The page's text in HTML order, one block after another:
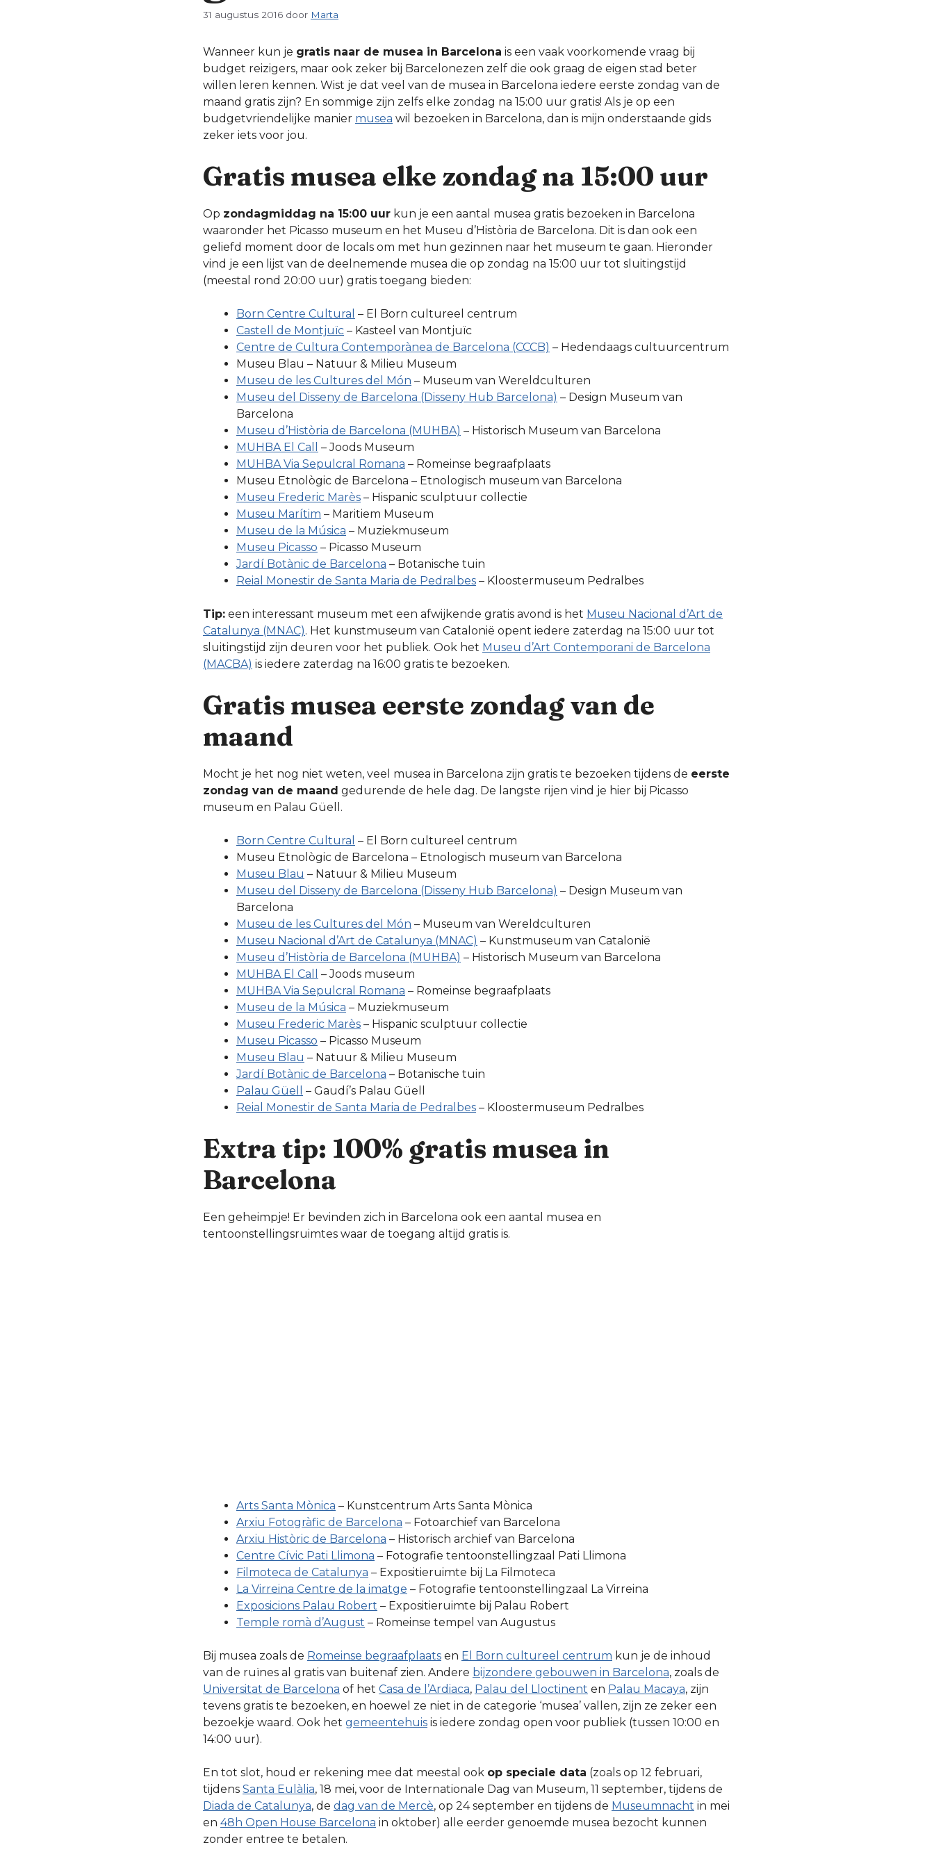
31 augustus 2016 door Marta
Wanneer kun je gratis naar de musea in Barcelona is een vaak voorkomende vraag bij
budget reizigers, maar ook zeker bij Barcelonezen zelf die ook graag de eigen stad beter
willen leren kennen. Wist je dat veel van de musea in Barcelona iedere eerste zondag van de
maand gratis zijn? En sommige zijn zelfs elke zondag na 15:00 uur gratis! Als je op een
budgetvriendelijke manier musea wil bezoeken in Barcelona, dan is mijn onderstaande gids
zeker iets voor jou.
Gratis musea elke zondag na 15:00 uur
Op zondagmiddag na 15:00 uur kun je een aantal musea gratis bezoeken in Barcelona
waaronder het Picasso museum en het Museu d’Història de Barcelona. Dit is dan ook een
geliefd moment door de locals om met hun gezinnen naar het museum te gaan. Hieronder
vind je een lijst van de deelnemende musea die op zondag na 15:00 uur tot sluitingstijd
(meestal rond 20:00 uur) gratis toegang bieden:
Born Centre Cultural – El Born cultureel centrum
Castell de Montjuïc – Kasteel van Montjuïc
Centre de Cultura Contemporànea de Barcelona (CCCB) – Hedendaags cultuurcentrum
Museu Blau – Natuur & Milieu Museum
Museu de les Cultures del Món – Museum van Wereldculturen
Museu del Disseny de Barcelona (Disseny Hub Barcelona) – Design Museum van
Barcelona
Museu d’Història de Barcelona (MUHBA) – Historisch Museum van Barcelona
MUHBA El Call
– Joods Museum
MUHBA Via Sepulcral Romana – Romeinse begraafplaats
Museu Etnològic de Barcelona – Etnologisch museum van Barcelona
Museu Frederic Marès – Hispanic sculptuur collectie
Museu Marítim – Maritiem Museum
Museu de la Música – Muziekmuseum
Museu Picasso – Picasso Museum
Jardí Botànic de Barcelona – Botanische tuin
Reial Monestir de Santa Maria de Pedralbes – Kloostermuseum Pedralbes
Tip: een interessant museum met een afwijkende gratis avond is het Museu Nacional d’Art de
Catalunya (MNAC). Het kunstmuseum van Catalonië opent iedere zaterdag na 15:00 uur tot
sluitingstijd zijn deuren voor het publiek. Ook het Museu d’Art Contemporani de Barcelona
(MACBA) is iedere zaterdag na 16:00 gratis te bezoeken.
Gratis musea eerste zondag van de
maand
Mocht je het nog niet weten, veel musea in Barcelona zijn gratis te bezoeken tijdens de eerste
zondag van de maand gedurende de hele dag. De langste rijen vind je hier bij Picasso
museum en Palau Güell.
Born Centre Cultural – El Born cultureel centrum
Museu Etnològic de Barcelona – Etnologisch museum van Barcelona
Museu Blau – Natuur & Milieu Museum
Museu del Disseny de Barcelona (Disseny Hub Barcelona) – Design Museum van
Barcelona
Museu de les Cultures del Món – Museum van Wereldculturen
Museu Nacional d’Art de Catalunya (MNAC) – Kunstmuseum van Catalonië
Museu d’Història de Barcelona (MUHBA) – Historisch Museum van Barcelona
MUHBA El Call
– Joods museum
MUHBA Via Sepulcral Romana – Romeinse begraafplaats
Museu de la Música – Muziekmuseum
Museu Frederic Marès – Hispanic sculptuur collectie
Museu Picasso – Picasso Museum
Museu Blau – Natuur & Milieu Museum
Jardí Botànic de Barcelona – Botanische tuin
Palau Güell
– Gaudí’s Palau Güell
Reial Monestir de Santa Maria de Pedralbes – Kloostermuseum Pedralbes
Extra tip: 100% gratis musea in
Barcelona
Een geheimpje! Er bevinden zich in Barcelona ook een aantal musea en
tentoonstellingsruimtes waar de toegang altijd gratis is.
Arts Santa Mònica – Kunstcentrum Arts Santa Mònica
Arxiu Fotogràfic de Barcelona – Fotoarchief van Barcelona
Arxiu Històric de Barcelona – Historisch archief van Barcelona
Centre Cívic Pati Llimona – Fotografie tentoonstellingzaal Pati Llimona
Filmoteca de Catalunya – Expositieruimte bij La Filmoteca
La Virreina Centre de la imatge – Fotografie tentoonstellingzaal La Virreina
Exposicions Palau Robert – Expositieruimte bij Palau Robert
Temple romà d’August – Romeinse tempel van Augustus
Bij musea zoals de Romeinse begraafplaats en El Born cultureel centrum kun je de inhoud
van de ruïnes al gratis van buitenaf zien. Andere bijzondere gebouwen in Barcelona, zoals de
Universitat de Barcelona of het Casa de l’Ardiaca, Palau del Lloctinent en Palau Macaya, zijn
tevens gratis te bezoeken, en hoewel ze niet in de categorie ‘musea’ vallen, zijn ze zeker een
bezoekje waard. Ook het gemeentehuis is iedere zondag open voor publiek (tussen 10:00 en
14:00 uur).
En tot slot, houd er rekening mee dat meestal ook op speciale data (zoals op 12 februari,
tijdens Santa Eulàlia, 18 mei, voor de Internationale Dag van Museum, 11 september, tijdens de
Diada de Catalunya, de dag van de Mercè, op 24 september en tijdens de Museumnacht in mei
en 48h Open House Barcelona in oktober) alle eerder genoemde musea bezocht kunnen
zonder entree te betalen.